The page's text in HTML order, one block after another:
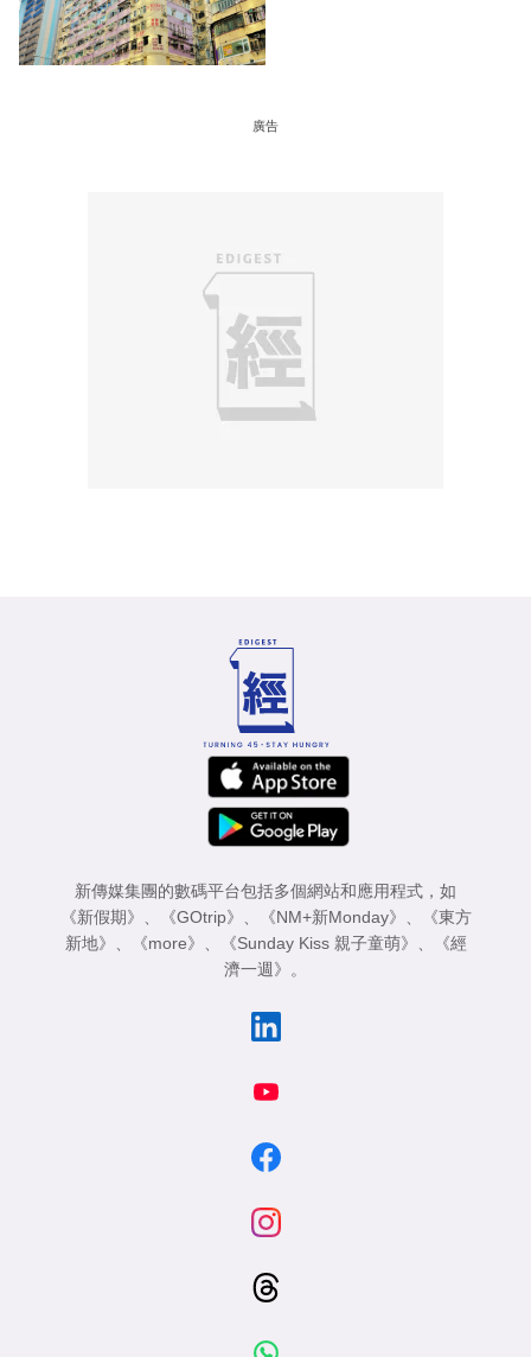
廣告
新傳媒集團的數碼平台包括多個網站和應用程式，如
《新假期》 、 《GOtrip》 、 《NM+新Monday》 、
《東方
新地》 、 《more》 、 《Sunday Kiss 親子童萌》 、
《經
濟一週》 。